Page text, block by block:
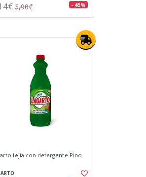
3,90€ - 45%
lejía con detergente Pino